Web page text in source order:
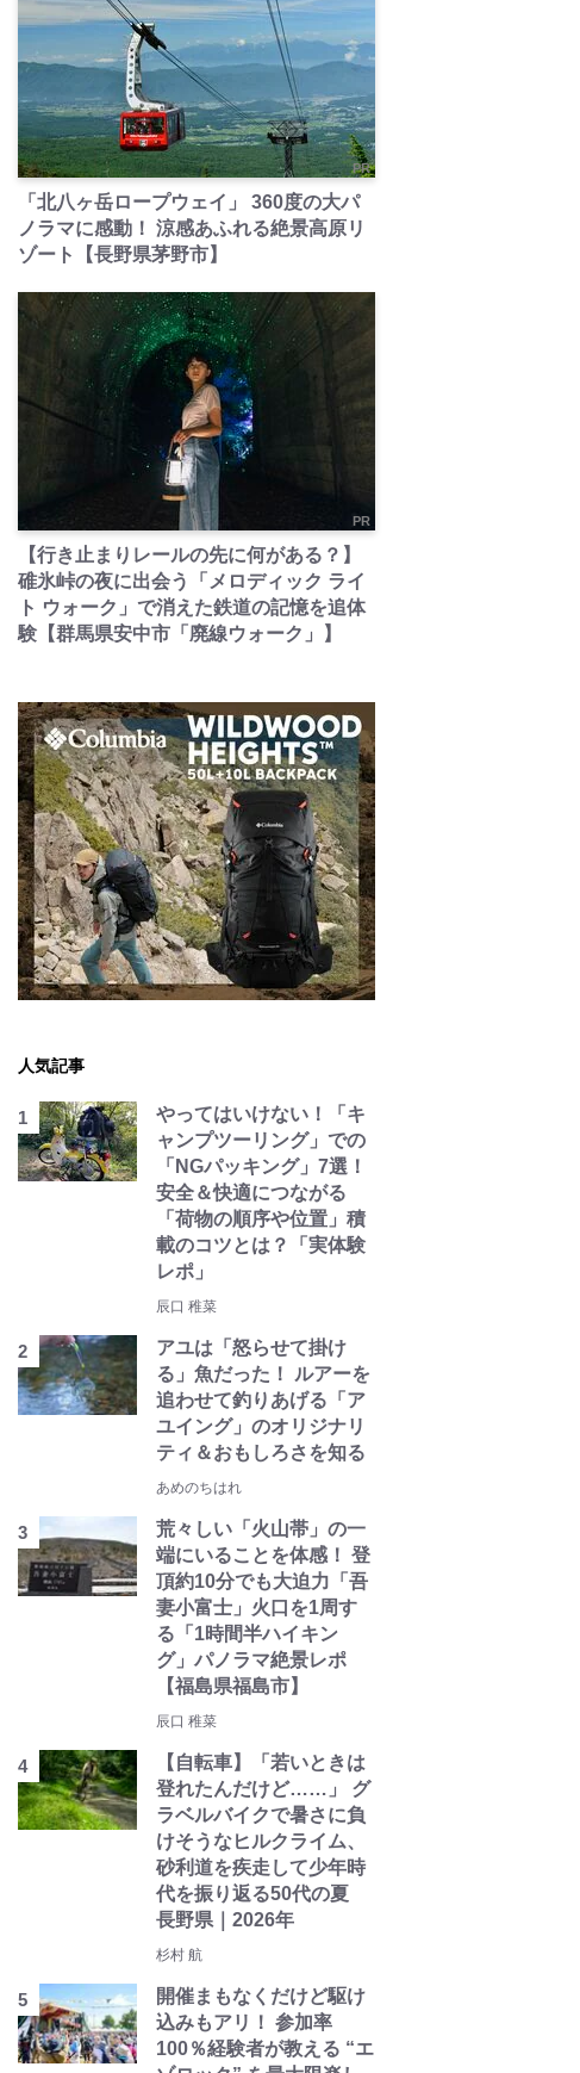
PR
「北八ヶ岳ロープウェイ」 360度の大パ
ノラマに感動！ 涼感あふれる絶景高原リ
ゾート【長野県茅野市】
PR
【行き止まりレールの先に何がある？】
碓氷峠の夜に出会う「メロディック ライ
ト ウォーク」で消えた鉄道の記憶を追体
験【群馬県安中市「廃線ウォーク」】
人気記事
やってはいけない！「キ
ャンプツーリング」での
「NGパッキング」7選！
安全＆快適につながる
「荷物の順序や位置」積
載のコツとは？「実体験
レポ」
辰口 稚菜
アユは「怒らせて掛け
る」魚だった！ ルアーを
追わせて釣りあげる「ア
ユイング」のオリジナリ
ティ＆おもしろさを知る
あめのちはれ
荒々しい「火山帯」の一
端にいることを体感！ 登
頂約10分でも大迫力「吾
妻小富士」火口を1周す
る「1時間半ハイキン
グ」パノラマ絶景レポ
【福島県福島市】
辰口 稚菜
【自転車】「若いときは
登れたんだけど……」 グ
ラベルバイクで暑さに負
けそうなヒルクライム、
砂利道を疾走して少年時
代を振り返る50代の夏
長野県｜2026年
杉村 航
開催まもなくだけど駆け
込みもアリ！ 参加率
100％経験者が教える “エ